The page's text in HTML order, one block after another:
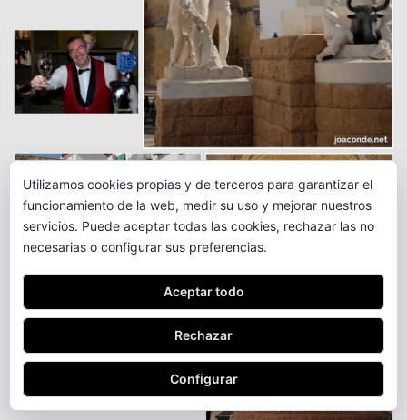
Utilizamos cookies propias y de terceros para garantizar el
funcionamiento de la web, medir su uso y mejorar nuestros
servicios. Puede aceptar todas las cookies, rechazar las no
necesarias o configurar sus preferencias.
Aceptar todo
Rechazar
Configurar